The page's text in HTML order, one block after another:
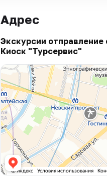
Адрес
Экскурсии
Киоск "Турсервис"